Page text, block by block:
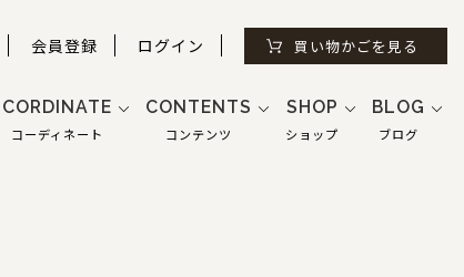
会員登録 ログイン 買い物かごを見る
CORDINATE
コーディネート
CONTENTS
コンテンツ
SHOP
ショップ
BLOG
ブログ